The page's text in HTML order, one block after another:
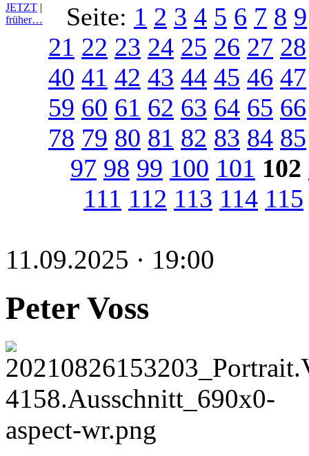
JETZT |
früher…
Seite: 1 2 3 4 5 6 7 8 9
21 22 23 24 25 26 27 28
40 41 42 43 44 45 46 47
59 60 61 62 63 64 65 66
78 79 80 81 82 83 84 85
97 98 99 100 101 102
111 112 113 114 115
11.09.2025 · 19:00
Peter Voss